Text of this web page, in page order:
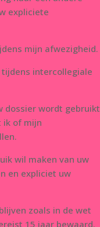
expliciete
mijn afwezigheid.
tijdens intercollegiale
dossier wordt gebruikt
ik of mijn
wil maken van uw
en expliciet uw
zoals in de wet
15 jaar bewaard.